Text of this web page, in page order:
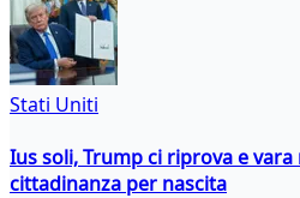
Stati Uniti
Ius soli, Trump ci riprova e
cittadinanza per nascita